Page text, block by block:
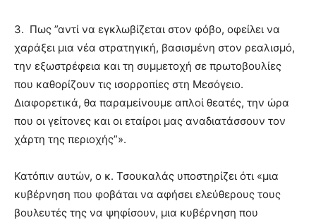
3. ⁠ Πως ”αντί να εγκλωβίζεται στον φόβο, οφείλει να
χαράξει μια νέα στρατηγική, βασισμένη στον ρεαλισμό,
την εξωστρέφεια και τη συμμετοχή σε πρωτοβουλίες
που καθορίζουν τις ισορροπίες στη Μεσόγειο.
Διαφορετικά, θα παραμείνουμε απλοί θεατές, την ώρα
που οι γείτονες και οι εταίροι μας αναδιατάσσουν τον
χάρτη της περιοχής”».
Κατόπιν αυτών, ο κ. Τσουκαλάς υποστηρίζει ότι «μια
κυβέρνηση που φοβάται να αφήσει ελεύθερους τους
βουλευτές της να ψηφίσουν, μια κυβέρνηση που